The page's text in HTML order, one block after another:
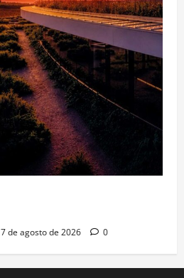
7 de agosto de 2026 0